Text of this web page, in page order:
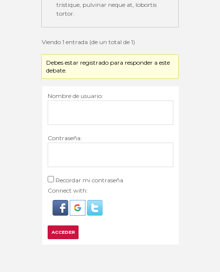
tristique, pulvinar neque at, lobortis
tortor.
Viendo 1 entrada (de un total de 1)
Debes estar registrado para responder a este
debate.
Nombre de usuario:
Contraseña:
Recordar mi contraseña
Connect with:
ACCEDER